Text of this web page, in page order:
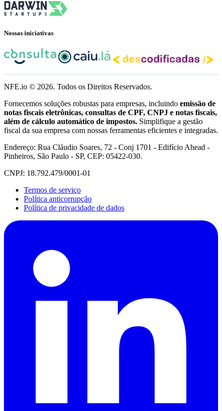
Nossas iniciativas
NFE.io © 2026. Todos os Direitos Reservados.
Fornecemos soluções robustas para empresas, incluindo emissão de
notas fiscais eletrônicas, consultas de CPF, CNPJ e notas fiscais,
além de cálculo automático de impostos. Simplifique a gestão
fiscal da sua empresa com nossas ferramentas eficientes e integradas.
Endereço: Rua Cláudio Soares, 72 - Conj 1701 - Edifício Ahead -
Pinheiros, São Paulo - SP, CEP: 05422-030.
CNPJ: 18.792.479/0001-01
Termos de serviço
Política anticorrupção
Política de privacidade de dados